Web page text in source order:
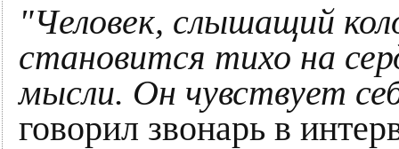
"Человек, слышащий
становится тихо на
мысли. Он чувствует
говорил звонарь в